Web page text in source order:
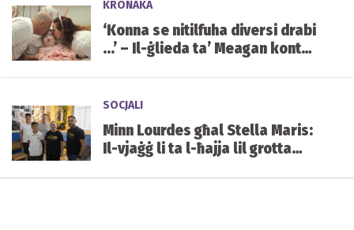
KRONAKA
‘Konna se nitilfuha diversi drabi
...’ – Il-ġlieda ta’ Meagan kontra
SOCJALI
Minn Lourdes għal Stella Maris:
Il-vjaġġ li ta l-ħajja lil grotta